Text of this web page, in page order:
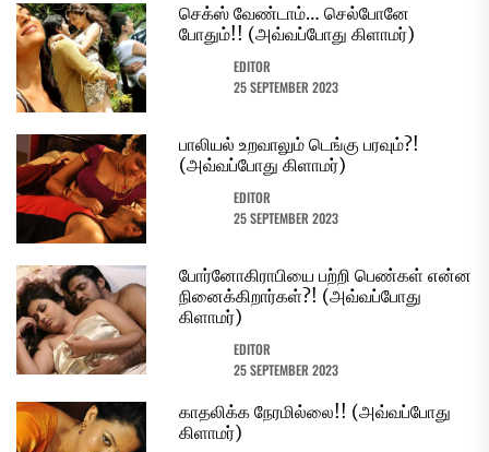
செக்ஸ் வேண்டாம்… செல்போனே
போதும்!! (அவ்வப்போது கிளாமர்)
EDITOR
25 SEPTEMBER 2023
பாலியல் உறவாலும் டெங்கு பரவும்?!
(அவ்வப்போது கிளாமர்)
EDITOR
25 SEPTEMBER 2023
போர்னோகிராபியை பற்றி பெண்கள் என்ன
நினைக்கிறார்கள்?! (அவ்வப்போது
கிளாமர்)
EDITOR
25 SEPTEMBER 2023
காதலிக்க நேரமில்லை!! (அவ்வப்போது
கிளாமர்)